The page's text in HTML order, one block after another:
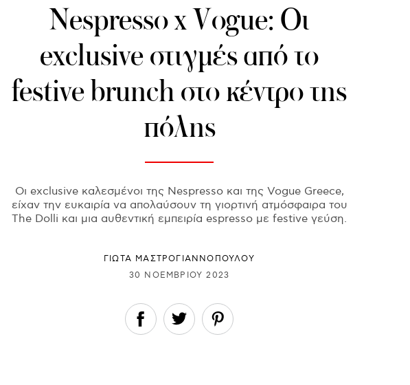
Nespresso x Vogue: Οι
exclusive στιγμές από το
festive brunch στο κέντρο της
πόλης
Οι exclusive καλεσμένοι της Nespresso και της Vogue Greece,
είχαν την ευκαιρία να απολαύσουν τη γιορτινή ατμόσφαιρα του
The Dolli και μια αυθεντική εμπειρία espresso με festive γεύση.
ΓΙΩΤΑ ΜΑΣΤΡΟΓΙΑΝΝΟΠΟΥΛΟΥ
30 ΝΟΕΜΒΡΊΟΥ 2023